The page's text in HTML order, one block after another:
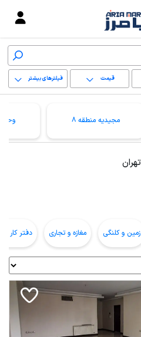
قیمت فیلترهای بیشتر
مجیدیه منطقه 8
زمین و کلنگی مغازه و تجاری دفتر کار و